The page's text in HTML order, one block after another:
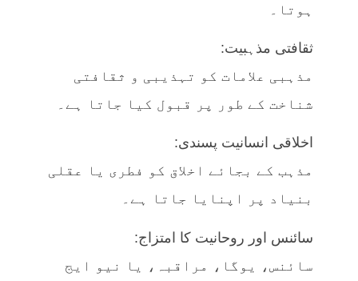
ہوتا۔
ثقافتی مذہبیت:
مذہبی علامات کو تہذیبی و ثقافتی
شناخت کے طور پر قبول کیا جاتا ہے۔
اخلاقی انسانیت پسندی:
مذہب کے بجائے اخلاق کو فطری یا عقلی
بنیاد پر اپنایا جاتا ہے۔
سائنس اور روحانیت کا امتزاج:
سائنس، یوگا، مراقبہ، یا نیو ایج